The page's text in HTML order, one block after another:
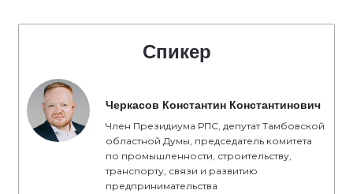
Спикер
Черкасов Константин Константинович
Член Президиума РПС, депутат Тамбовской
областной Думы, председатель комитета
по промышленности, строительству,
транспорту, связи и развитию
предпринимательства